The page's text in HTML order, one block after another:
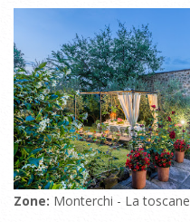
Zone: Monterchi - La toscane